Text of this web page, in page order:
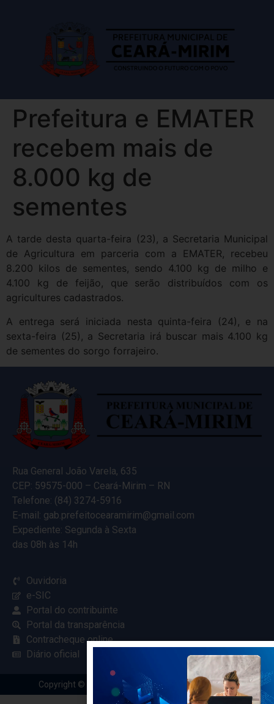
Prefeitura e EMATER
recebem mais de
8.000 kg de
sementes
A tarde desta quarta-feira (23), a Secretaria Municipal
de Agricultura em parceria com a EMATER, recebeu
8.200 kilos de sementes, sendo 4.100 kg de milho e
4.100 kg de feijão, que serão distribuídos com os
agricultures cadastrados.
A entrega será iniciada nesta quinta-feira (24), e na
sexta-feira (25), a Secretaria irá buscar mais 4.100 kg
de sementes do sorgo forrajeiro.
Rua General João Varela, 635
CEP: 59575-000 – Ceará-Mirim – RN
Telefone: (84) 3274-5916
E-mail: gab.prefeitocearamirim@gmail.com
Expediente: Segunda à Sexta
das 08h às 14h
Ouvidoria
e-SIC
Portal do contribuinte
Portal da transparência
Contracheque online
Diário oficial
Copyright © 2024 Criado com pela Renovar Web